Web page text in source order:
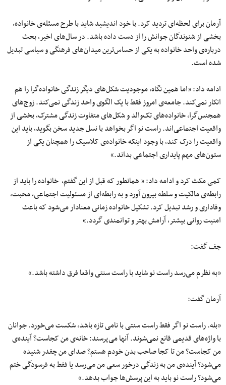
آرمان برای لحظه‌ای تردید کرد. با خود اندیشید شاید با طرح مسئله‌ی خانواده،
بخشی از شنوندگان جوانش را از دست داده باشد. در سال‌های اخیر، بحث
درباره‌ی واحد خانواده به یکی از حساس‌ترین میدان‌های فرهنگی و سیاسی تبدیل
شده است.
ادامه داد: «اما همین نگاه، موجودیت شکل‌های دیگر زندگی خانواده‌گرا را هم
انکار نمی‌کند. جامعه‌ی امروز فقط با یک الگوی واحد زندگی نمی‌کند. زوج‌های
همجنس‌گرا، خانواده‌های تک‌والد و شکل‌های متفاوت زندگی مشترک، بخشی از
واقعیت اجتماعی‌اند. راست نو اگر بخواهد با نسل جدید سخن بگوید، باید این
واقعیت را درک کند، با وجود اینکه خانواده‌ی کلاسیک را همچنان یکی از
ستون‌های مهم پایداری اجتماعی بداند.»
کمی مکث کرد و ادامه داد: « همانطور که قبل از این گفتم، خانواده را باید از
رابطه‌ی مالکیت و سلطه بیرون آورد و به رابطه‌ای از مسئولیت اجتماعی، محبت،
وفاداری و رشد تبدیل کرد. تشکیل خانواده زمانی معنادار می‌شود که باعث
امنیت روانی بیشتر، آرامش بهتر و توانمندی گردد.»
جف گفت:
«به نظرم می‌رسد راست نو شاید با راست سنتی واقعا فرق داشته باشد.»
آرمان گفت:
«بله. راست نو اگر فقط راست سنتی با نامی تازه باشد، شکست می‌خورد. جوانان
با واژه‌های قدیمی قانع نمی‌شوند. آنها می‌پرسند: خانه‌ی من کجاست؟ آینده‌ی
من کجاست؟ من تا کجا صاحب بدن خودم هستم؟ صدای من چقدر شنیده
می‌شود؟ آینده‌ی من به زندگی درخور سعی من می‌رسد یا فقط به فرسودگی ختم
می‌شود؟ راست نو باید به این پرسش‌ها جواب بدهد.»